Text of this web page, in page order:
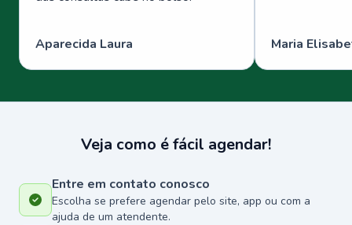
Aparecida Laura Maria
Veja como é fácil agendar!
Entre em contato conosco
Escolha se prefere agendar pelo site, app ou com a
ajuda de um atendente.